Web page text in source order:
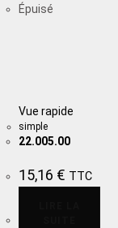
Épuisé
Vue rapide
simple
22.005.00
15,16 € TTC